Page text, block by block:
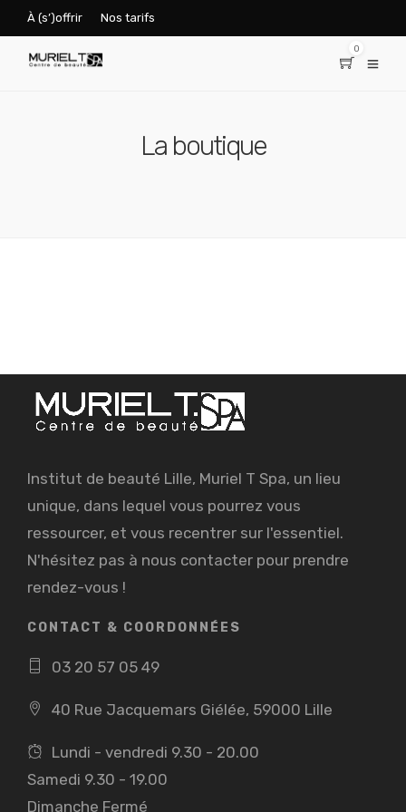
À (s’)offrir Nos tarifs
0
La boutique
Institut de beauté Lille, Muriel T Spa, un lieu
unique, dans lequel vous pourrez vous
ressourcer, et vous recentrer sur l'essentiel.
N'hésitez pas à nous contacter pour prendre
rendez-vous !
CONTACT & COORDONNÉES
03 20 57 05 49
40 Rue Jacquemars Giélée, 59000 Lille
Lundi - vendredi 9.30 - 20.00
Samedi 9.30 - 19.00
Dimanche Fermé